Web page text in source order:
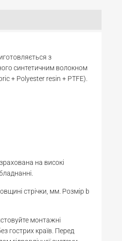
з
синтетичним волокном
+ Polyester resin + PTFE).
на високі
стрічки, мм. Розмір b
монтажні
гострих країв. Перед